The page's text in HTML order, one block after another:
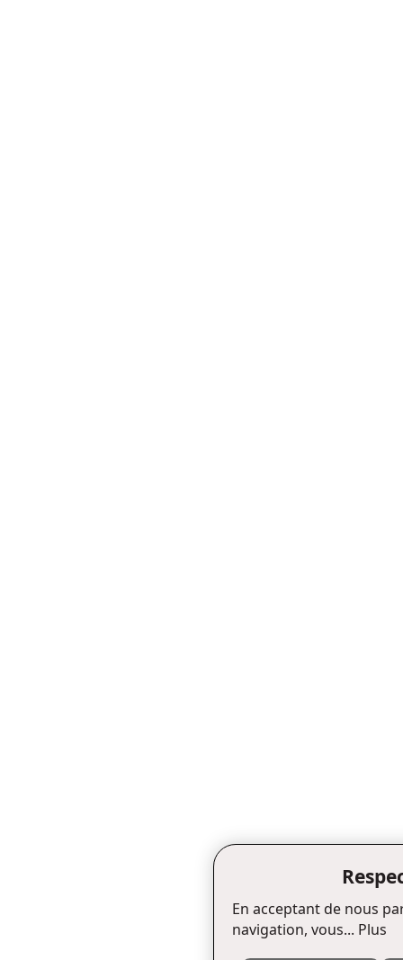
En acceptant de nous
navigation, vous... Plus